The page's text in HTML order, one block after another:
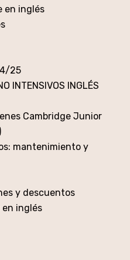
en inglés
25
INTENSIVOS INGLÉS
Cambridge Junior
mantenimiento y
y descuentos
en inglés